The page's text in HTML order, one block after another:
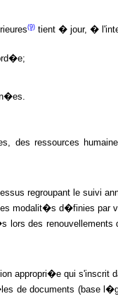
(9) tient � jour, �
des ressources
regroupant le suivi
modalit�s d�finies par
lors des
appropri�e qui
de documents